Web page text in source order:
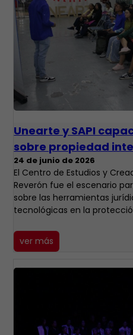
Unearte y SAPI
sobre propiedad
24 de junio de 2026
El Centro de Estudios y
Reverón fue el escenario
sobre las herramientas
tecnológicas en la
ver más